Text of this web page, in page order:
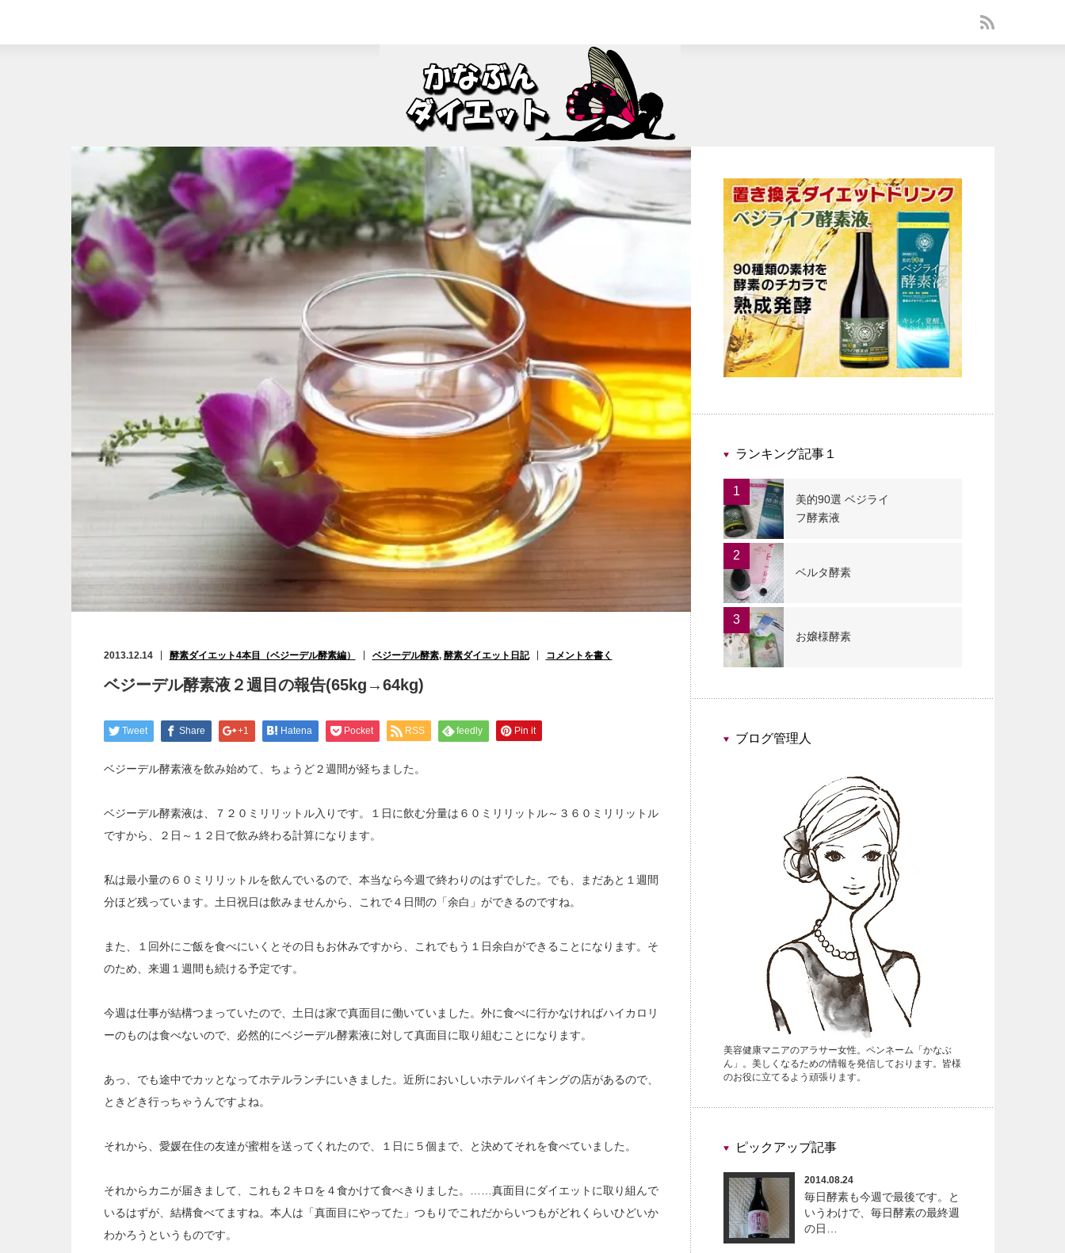
2013.12.14 酵素ダイエット4本目（ベジーデル酵素編） ベジーデル酵素, 酵素ダイエット日記 コメントを書く
ベジーデル酵素液２週目の報告(65kg→64kg)
Tweet Share +1 Hatena Pocket RSS feedly Pin it
ベジーデル酵素液を飲み始めて、ちょうど２週間が経ちました。
ベジーデル酵素液は、７２０ミリリットル入りです。１日に飲む分量は６０ミリリットル～３６０ミリリットル
ですから、２日～１２日で飲み終わる計算になります。
私は最小量の６０ミリリットルを飲んでいるので、本当なら今週で終わりのはずでした。でも、まだあと１週間
分ほど残っています。土日祝日は飲みませんから、これで４日間の「余白」ができるのですね。
また、１回外にご飯を食べにいくとその日もお休みですから、これでもう１日余白ができることになります。そ
のため、来週１週間も続ける予定です。
今週は仕事が結構つまっていたので、土日は家で真面目に働いていました。外に食べに行かなければハイカロリ
ーのものは食べないので、必然的にベジーデル酵素液に対して真面目に取り組むことになります。
あっ、でも途中でカッとなってホテルランチにいきました。近所においしいホテルバイキングの店があるので、
ときどき行っちゃうんですよね。
それから、愛媛在住の友達が蜜柑を送ってくれたので、１日に５個まで、と決めてそれを食べていました。
それからカニが届きまして、これも２キロを４食かけて食べきりました。……真面目にダイエットに取り組んで
いるはずが、結構食べてますね。本人は「真面目にやってた」つもりでこれだからいつもがどれくらいひどいか
わかろうというものです。
ランキング記事１
1
美的90選 ベジライ
フ酵素液
2
ベルタ酵素
3
お嬢様酵素
ブログ管理人
美容健康マニアのアラサー女性。ペンネーム「かなぶ
ん」。美しくなるための情報を発信しております。皆様
のお役に立てるよう頑張ります。
ピックアップ記事
2014.08.24
毎日酵素も今週で最後です。と
いうわけで、毎日酵素の最終週
の日…